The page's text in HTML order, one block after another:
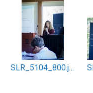
SLR_5104_800.jpg